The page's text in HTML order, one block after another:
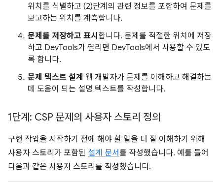
위치를 식별하고 (2)단계의 관련 정보를 포함하여 문제를
보고하는 위치를 계측합니다.
문제를 저장하고 표시 합니다. 문제를 적절한 위치에 저장
하고 DevTools가 열리면 DevTools에서 사용할 수 있도
록 합니다.
문제 텍스트 설계 웹 개발자가 문제를 이해하고 해결하는
데 도움이 되는 설명 텍스트를 작성합니다.
1단계: CSP 문제의 사용자 스토리 정의
구현 작업을 시작하기 전에 해야 할 일을 더 잘 이해하기 위해
사용자 스토리가 포함된 설계 문서를 작성했습니다. 예를 들어
다음과 같은 사용자 스토리를 작성했습니다.